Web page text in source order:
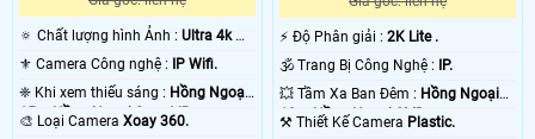
🔅 Chất lượng hình Ảnh : Ultra 4k 👍🏾
⚜️ Camera Công nghệ : IP Wifi.
❈ Khi xem thiếu sáng : Hồng Ngoại
15m Hồng Ngoại Smart IR.
🎨 Loại Camera Xoay 360.
️⚡ Độ Phân giải :2K Lite .
🕉️ Trang Bị Công Nghệ : IP.
💥 Tầm Xa Ban Đêm : Hồng Ngoại
10m Hồng Ngoại SMD.
⚒ Thiết Kế Camera Plastic.